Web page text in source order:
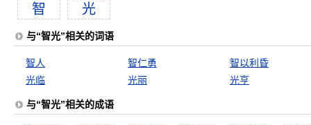
智 光
与“智光”相关的词语
智人 智仁勇
智以利昏
光临
光丽 光亨
与“智光”相关的成语